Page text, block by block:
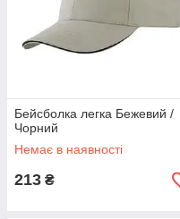
Бейсболка легка Бежевий /
Чорний
Немає в наявності
213 ₴